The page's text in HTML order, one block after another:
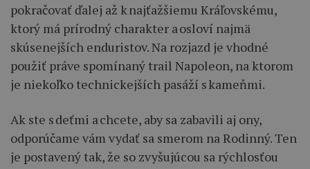
pokračovať ďalej až k najťažšiemu Kráľovskému,
ktorý má prírodný charakter a osloví najmä
skúsenejších enduristov. Na rozjazd je vhodné
použiť práve spomínaný trail Napoleon, na ktorom
je niekoľko technickejších pasáží s kameňmi.
Ak ste s deťmi a chcete, aby sa zabavili aj ony,
odporúčame vám vydať sa smerom na Rodinný. Ten
je postavený tak, že so zvyšujúcou sa rýchlosťou